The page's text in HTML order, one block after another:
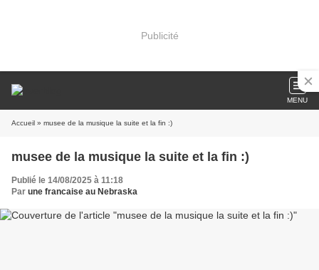
Publicité
MENU
Accueil » musee de la musique la suite et la fin :)
musee de la musique la suite et la fin :)
Publié le 14/08/2025 à 11:18
Par une francaise au Nebraska